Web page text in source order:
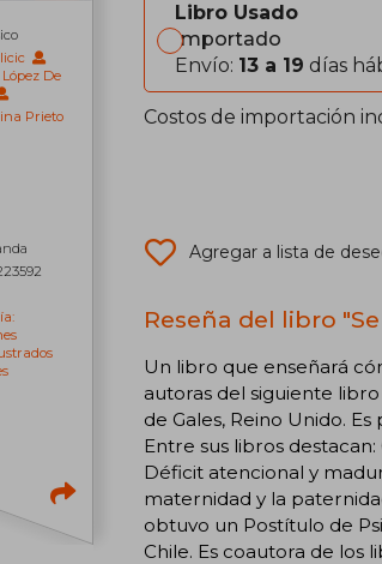
De
Prieto
Libro Usado
Importado
Envío: 13 a 19 días
Costos de importación
Agregar a lista de
Reseña del libro
Un libro que enseñará
autoras del siguiente
de Gales, Reino Unido.
Entre sus libros
Déficit atencional y
maternidad y la
obtuvo un Postítulo de
Chile. Es coautora de los